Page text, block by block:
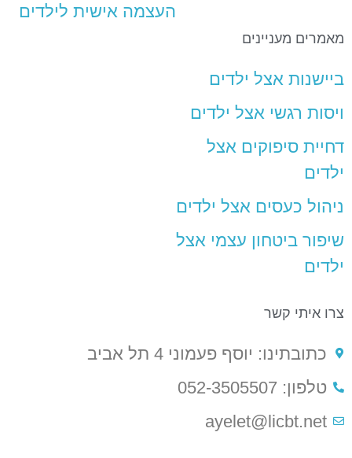
העצמה אישית לילדים
מאמרים מעניינים
ביישנות אצל ילדים
ויסות רגשי אצל ילדים
דחיית סיפוקים אצל
ילדים
ניהול כעסים אצל ילדים
שיפור ביטחון עצמי אצל
ילדים
צרו איתי קשר
כתובתינו: יוסף פעמוני 4 תל אביב
טלפון: 052-3505507
ayelet@licbt.net